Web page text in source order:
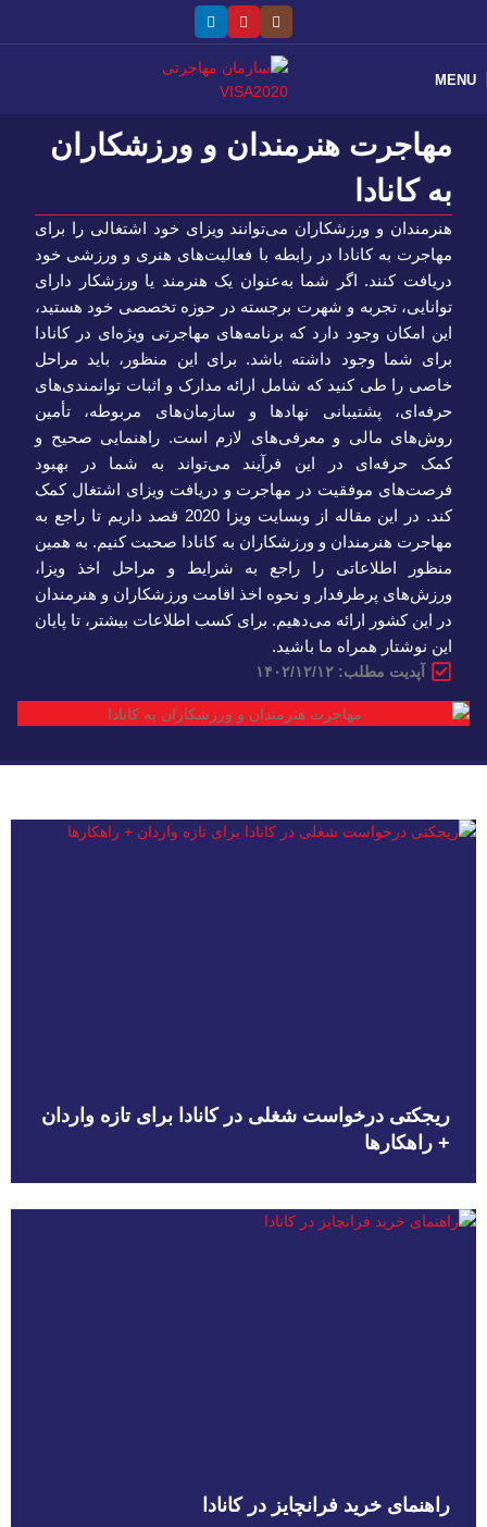
MENU
مهاجرت هنرمندان و ورزشکاران
به کانادا
هنرمندان و ورزشکاران می‌توانند ویزای خود اشتغالی را برای
مهاجرت به کانادا در رابطه با فعالیت‌های هنری و ورزشی خود
دریافت کنند. اگر شما به‌عنوان یک هنرمند یا ورزشکار دارای
توانایی، تجربه و شهرت برجسته در حوزه تخصصی خود هستید،
این امکان وجود دارد که برنامه‌های مهاجرتی ویژه‌ای در کانادا
برای شما وجود داشته باشد. برای این منظور، باید مراحل
خاصی را طی کنید که شامل ارائه مدارک و اثبات توانمندی‌های
حرفه‌ای، پشتیبانی نهادها و سازمان‌های مربوطه، تأمین
روش‌های مالی و معرفی‌های لازم است. راهنمایی صحیح و
کمک حرفه‌ای در این فرآیند می‌تواند به شما در بهبود
فرصت‌های موفقیت در مهاجرت و دریافت ویزای اشتغال کمک
کند. در این مقاله از وبسایت ویزا 2020 قصد داریم تا راجع به
مهاجرت هنرمندان و ورزشکاران به کانادا صحبت کنیم. به همین
منظور اطلاعاتی را راجع به شرایط و مراحل اخذ ویزا،
ورزش‌های پرطرفدار و نحوه اخذ اقامت ورزشکاران و هنرمندان
در این کشور ارائه می‌دهیم. برای کسب اطلاعات بیشتر، تا پایان
این نوشتار همراه ما باشید.
آپدیت مطلب: ۱۴۰۲/۱۲/۱۲
ریجکتی درخواست شغلی در کانادا برای تازه واردان
+ راهکارها
راهنمای خرید فرانچایز در کانادا